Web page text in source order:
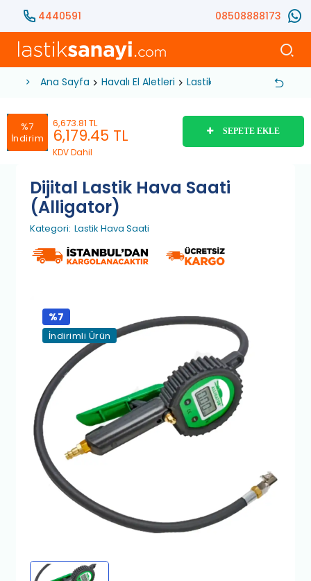
4440591 08508888173
Ana Sayfa Havalı El Aletleri Lastik Servis Hava Basma
%7
İndirim
6,673.81 TL
6,179.45 TL
KDV Dahil
SEPETE EKLE
Dijital Lastik Hava Saati
(Alligator)
Kategori: Lastik Hava Saati
%7
İndirimli Ürün